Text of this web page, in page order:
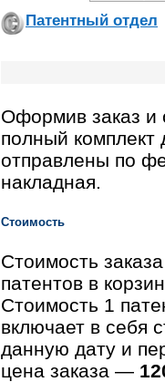
Патентный отдел
Оформив заказ и
полный комплект
отправлены по
накладная.
Стоимость
Стоимость
патентов в
Стоимость 1
включает в себя
данную дату и
цена заказа —